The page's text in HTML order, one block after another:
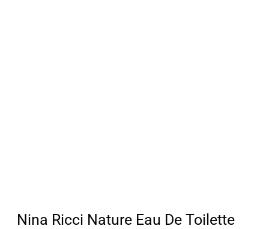
Nina Ricci Nature Eau De Toilette